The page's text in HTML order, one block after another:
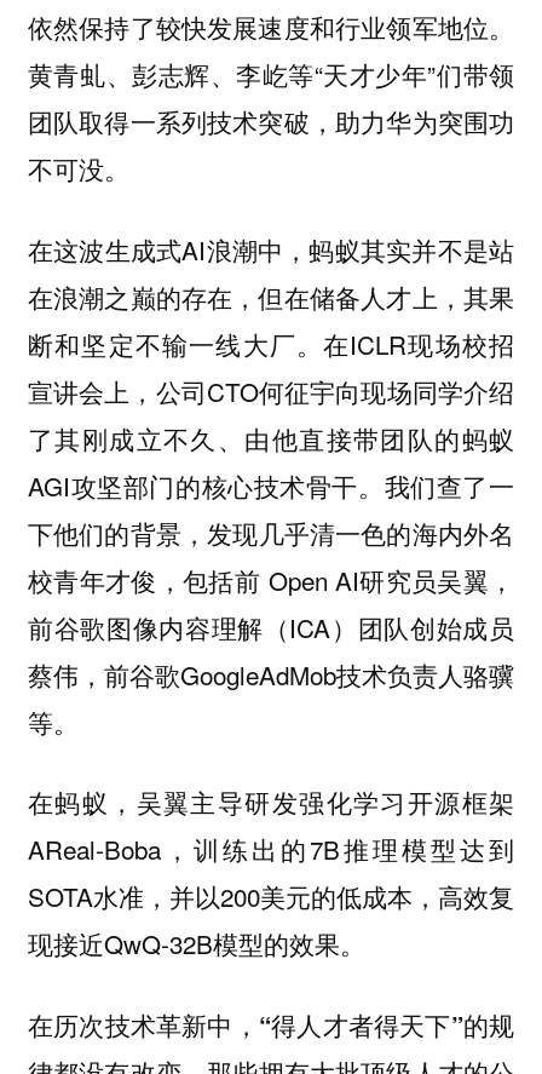
依然保持了较快发展速度和行业领军地位。
黄青虬、彭志辉、李屹等“天才少年”们带领
团队取得一系列技术突破，助力华为突围功
不可没。
在这波生成式AI浪潮中，蚂蚁其实并不是站
在浪潮之巅的存在，但在储备人才上，其果
断和坚定不输一线大厂。在ICLR现场校招
宣讲会上，公司CTO何征宇向现场同学介绍
了其刚成立不久、由他直接带团队的蚂蚁
AGI攻坚部门的核心技术骨干。我们查了一
下他们的背景，发现几乎清一色的海内外名
校青年才俊，包括前 Open AI研究员吴翼，
前谷歌图像内容理解（ICA）团队创始成员
蔡伟，前谷歌GoogleAdMob技术负责人骆骥
等。
在蚂蚁，吴翼主导研发强化学习开源框架
AReal-Boba，训练出的7B推理模型达到
SOTA水准，并以200美元的低成本，高效复
现接近QwQ-32B模型的效果。
在历次技术革新中，“得人才者得天下”的规